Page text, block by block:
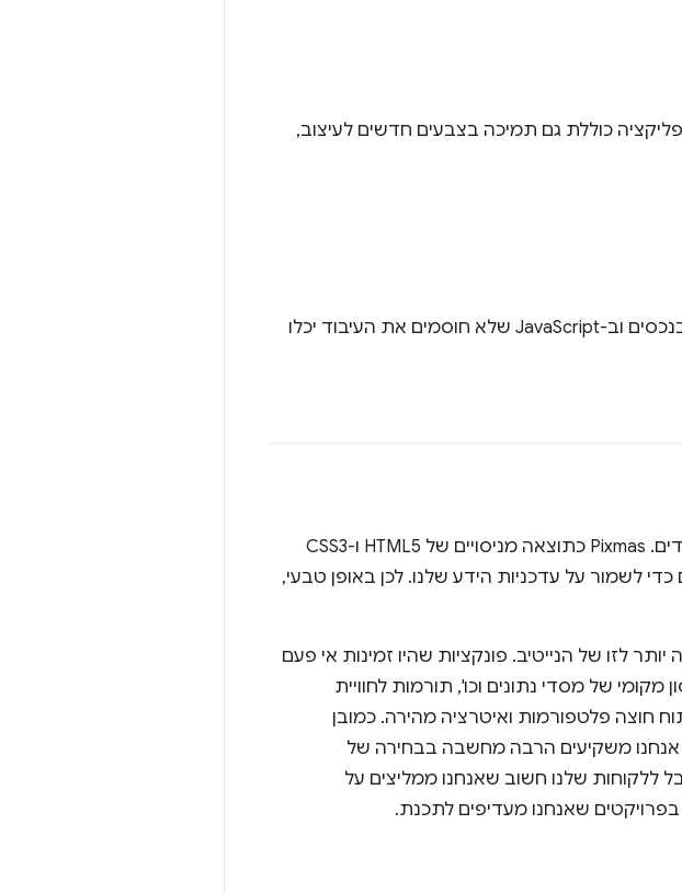
כוללת גם תמיכה בצבעים חדשים לעיצוב,
למרות שלהבנתי מדובר בהדגמה, מספר כותרות מטמון ספציפיות בנכסים וב-JavaScript שלא חוסמים את העיבוד יכלו
, אנחנו כבר לא תומכים בפרסום של אתרים רספונסיביים ולניידים. Pixmas כתוצאה מניסויים של HTML5 ו-CSS3
לשמור על עדכניות הידע שלנו. לכן באופן טבעי,
לזו של הנייטיב. פונקציות שהיו זמינות אי פעם
של מסדי נתונים וכו', תורמות לחוויית
פלטפורמות ואיטרציה מהירה. כמובן
אנחנו משקיעים הרבה מחשבה בבחירה של
ללקוחות שלנו חשוב שאנחנו ממליצים על
שאנחנו מעדיפים לתכנת.